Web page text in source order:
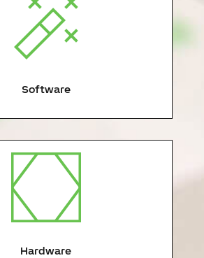
Software
Hardware